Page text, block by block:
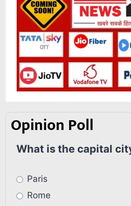
Opinion Poll
What is the capital
Paris
Rome